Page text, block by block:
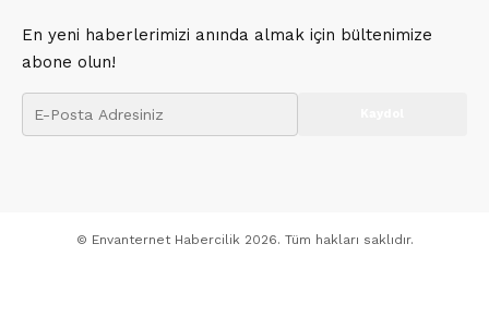
En yeni haberlerimizi anında almak için bültenimize
abone olun!
© Envanternet Habercilik 2026. Tüm hakları saklıdır.